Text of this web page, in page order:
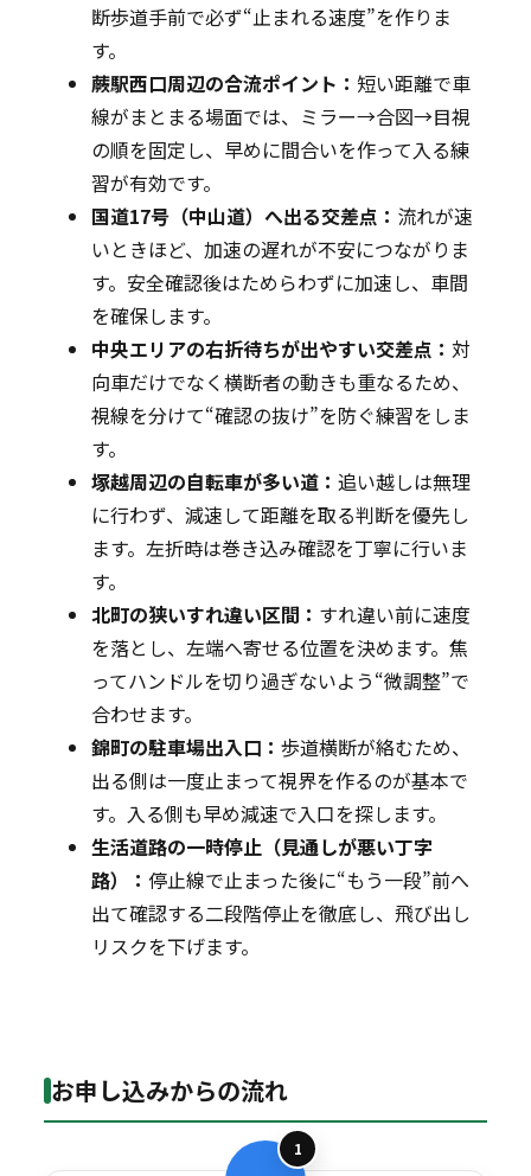
断歩道手前で必ず“止まれる速度”を作りま
す。
蕨駅西口周辺の合流ポイント： 短い距離で車
線がまとまる場面では、ミラー→合図→目視
の順を固定し、早めに間合いを作って入る練
習が有効です。
国道17号（中山道）へ出る交差点： 流れが速
いときほど、加速の遅れが不安につながりま
す。安全確認後はためらわずに加速し、車間
を確保します。
中央エリアの右折待ちが出やすい交差点：対
向車だけでなく横断者の動きも重なるため、
視線を分けて“確認の抜け”を防ぐ練習をしま
す。
塚越周辺の自転車が多い道：追い越しは無理
に行わず、減速して距離を取る判断を優先し
ます。左折時は巻き込み確認を丁寧に行いま
す。
北町の狭いすれ違い区間： すれ違い前に速度
を落とし、左端へ寄せる位置を決めます。焦
ってハンドルを切り過ぎないよう“微調整”で
合わせます。
錦町の駐車場出入口：歩道横断が絡むため、
出る側は一度止まって視界を作るのが基本で
す。入る側も早め減速で入口を探します。
生活道路の一時停止（見通しが悪い丁字
路）：停止線で止まった後に“もう一段”前へ
出て確認する二段階停止を徹底し、飛び出し
リスクを下げます。
お申し込みからの流れ
1